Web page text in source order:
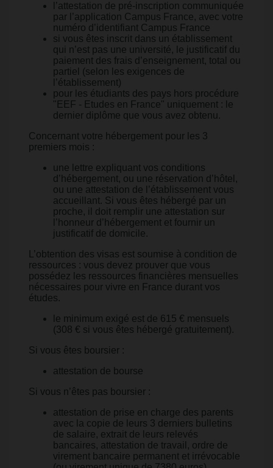
l’attestation de pré-inscription communiquée
par l’application Campus France, avec votre
numéro d’identifiant Campus France
si vous êtes inscrit dans un établissement
qui n’est pas une université, le justificatif du
paiement des frais d’enseignement, total ou
partiel (selon les exigences de
l’établissement)
pour les étudiants des pays hors procédure
"EEF - Etudes en France" uniquement : le
dernier diplôme que vous avez obtenu.
Concernant votre hébergement pour les 3
premiers mois :
une lettre expliquant vos conditions
d’hébergement, ou une réservation d’hôtel,
ou une attestation de l’établissement vous
accueillant. Si vous êtes hébergé par un
proche, il doit remplir une attestation sur
l’honneur d’hébergement et fournir un
justificatif de domicile.
L’obtention des visas est soumise à condition de
ressources : vous devez prouver que vous
possédez les ressources financières mensuelles
nécessaires pour vivre en France durant vos
études.
le minimum exigé est de 615 € mensuels
(308 € si vous êtes hébergé gratuitement).
Si vous êtes boursier :
attestation de bourse
Si vous n’êtes pas boursier :
attestation de prise en charge des parents
avec la copie de leurs 3 derniers bulletins
de salaire, extrait de leurs relevés
bancaires, attestation de travail, ordre de
virement bancaire permanent et irrévocable